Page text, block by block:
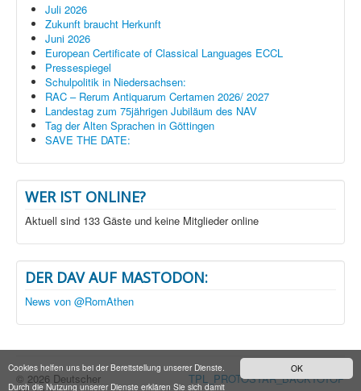
OK
Cookies helfen uns bei der Bereitstellung unserer Dienste.
Durch die Nutzung unserer Dienste erklären Sie sich damit
Juli 2026
Zukunft braucht Herkunft
Juni 2026
European Certificate of Classical Languages ECCL
Pressespiegel
Schulpolitik in Niedersachsen:
RAC – Rerum Antiquarum Certamen 2026/ 2027
Landestag zum 75jährigen Jubiläum des NAV
Tag der Alten Sprachen in Göttingen
SAVE THE DATE:
WER IST ONLINE?
Aktuell sind 133 Gäste und keine Mitglieder online
DER DAV AUF MASTODON:
News von @RomAthen
TPL_PROTOSTAR_BACKTOTOP
© 2026 Deutscher